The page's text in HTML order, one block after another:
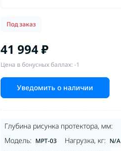
Под заказ
41 994 ₽
Цена в бонусных баллах: -1
Уведомить о наличии
Глубина рисунка протектора, мм:
Модель: MPT-03 Нагрузка, кг: N/A